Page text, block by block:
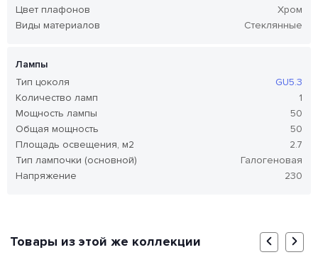
Цвет плафонов
Хром
Виды материалов
Стеклянные
Лампы
Тип цоколя
GU5.3
Количество ламп
1
Мощность лампы
50
Общая мощность
50
Площадь освещения, м2
2.7
Тип лампочки (основной)
Галогеновая
Напряжение
230
Товары из этой же коллекции